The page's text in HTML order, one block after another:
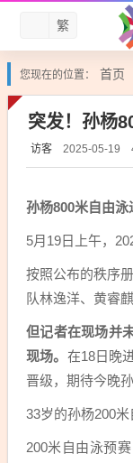
繁
您现在的位置： 首页
突发！孙杨
访客 2025-05-19
孙杨800米自由泳
5月19日上午，
按照公布的秩序
队林逸洋、黄睿
但记者在现场并
现场。 在18日晚
晋级，期待今晚
33岁的孙杨200
200米自由泳预